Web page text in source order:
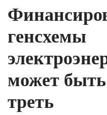
генсхемы
может
треть